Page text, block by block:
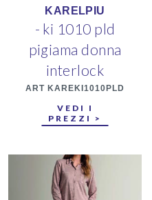
KARELPIU
- ki 1010 pld
pigiama donna
interlock
ART KAREKI1010PLD
VEDI I
PREZZI >